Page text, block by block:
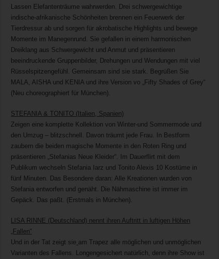
Lassen Elefantenträume wahrwerden. Drei schwergewichtige
indische-afrikanische Schönheiten brennen ein Feuerwerk der
Tierdressur ab und sorgen für akrobatische Highlights und bewege
Momente im Manegenrund. Sie gefallen in einem harmonischen
Dreiklang aus Schwergewicht und Anmut und präsentieren
beeindruckende Gruppenbilder, Drehungen und Wendungen mit viel
Rüsselspitzengefühl. Gemeinsam sind sie stark. Begrüßen Sie
MALA, AISHA und KENIA und ihre Version vo „Fifty Shades of Grey“
(Neu choreographiert für München).
STEFANIA & TONITO (Italien, Spanien)
Zeigen eine komplette Kollektion von Winter-und Sommermode und
den Umzug – blitzschnell. Davon träumt jede Frau. In Bestform
zaubern die beiden magische Momente in den Roten Ring und
präsentieren „Stefanias Neue Kleider“. Im Dauerflirt mit dem
Publikum wechseln Stefania Iarz und Tonito Alexis 10 Kostüme in
fünf Minuten. Das Besondere daran: Alle Kreationen wurden von
Stefania entworfen und genäht. Die Nähmaschine ist immer im
Gepäck. Das paßt. (Erstmals in München).
LISA RINNE (Deutschland) nennt ihren Auftritt in luftigen Höhen
„Fallen“
Und in der Tat zeigt sie am Trapez alle möglichen und unmöglichen
Varianten des Fallens. Longengesichert natürlich, denn ihre Show ist